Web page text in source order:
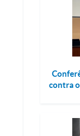
contra